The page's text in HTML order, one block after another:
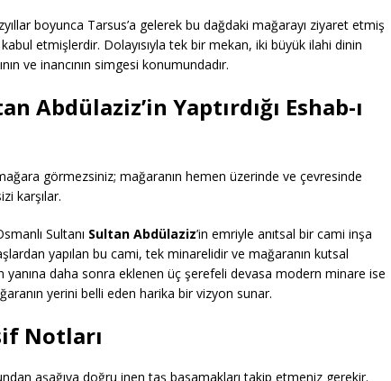
boyunca Tarsus’a gelerek bu dağdaki mağarayı ziyaret etmiş
etmişlerdir. Dolayısıyla tek bir mekan, iki büyük ilahi dinin
ve inancının simgesi konumundadır.
Abdülaziz’in Yaptırdığı Eshab-ı
görmezsiniz; mağaranın hemen üzerinde ve çevresinde
karşılar.
Sultanı Sultan Abdülaziz’in emriyle anıtsal bir cami inşa
yapılan bu cami, tek minarelidir ve mağaranın kutsal
yanına daha sonra eklenen üç şerefeli devasa modern minare ise
yerini belli eden harika bir vizyon sunar.
Notları
aşağıya doğru inen taş basamakları takip etmeniz gerekir.